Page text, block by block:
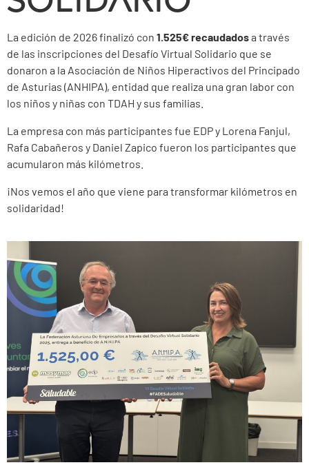
La edición de 2026 finalizó con 1.525€ recaudadosa través
de las inscripciones del Desafío Virtual Solidario que se
donaron a la Asociación de Niños Hiperactivos del Principado
de Asturias (ANHIPA), entidad que realiza una gran labor con
los niños y niñas con TDAH y sus familias.
La empresa con más participantes fue EDP y Lorena Fanjul,
Rafa Cabañeros y Daniel Zapico fueron los participantes que
acumularon más kilómetros.
¡Nos vemos el año que viene para transformar kilómetros en
solidaridad!